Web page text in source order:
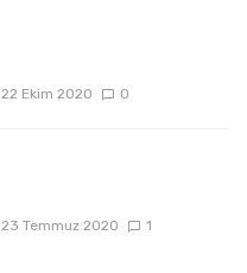
22 Ekim 2020 0
23 Temmuz 2020 1